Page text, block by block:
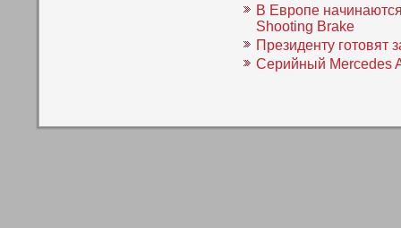
В Европе
Shooting Brake
Президенту готовят
Серийный Mercedes